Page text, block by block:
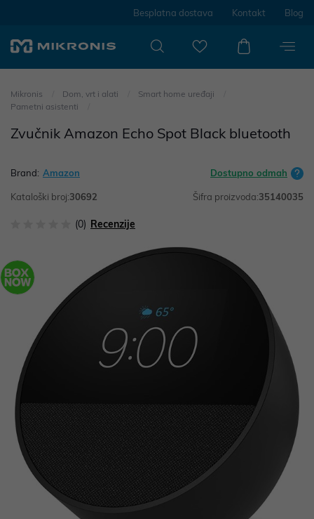
Besplatna dostava Kontakt Blog
Mikronis Dom, vrt i alati
Smart home uređaji
Pametni asistenti
Zvučnik Amazon Echo Spot Black bluetooth
Brand: Amazon Dostupno odmah
Kataloški broj:30692 Šifra proizvoda:35140035
(0) Recenzije